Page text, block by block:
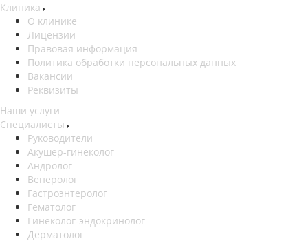
Клиника
О клинике
Лицензии
Правовая информация
Политика обработки персональных данных
Вакансии
Реквизиты
Наши услуги
Специалисты
Руководители
Акушер-гинеколог
Андролог
Венеролог
Гастроэнтеролог
Гематолог
Гинеколог-эндокринолог
Дерматолог